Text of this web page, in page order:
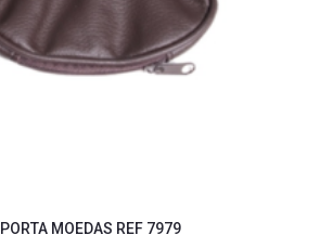
PORTA MOEDAS REF 7979